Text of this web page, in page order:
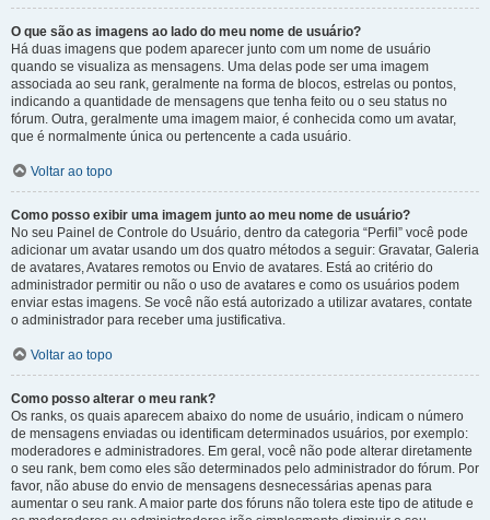
O que são as imagens ao lado do meu nome de usuário?
Há duas imagens que podem aparecer junto com um nome de usuário
quando se visualiza as mensagens. Uma delas pode ser uma imagem
associada ao seu rank, geralmente na forma de blocos, estrelas ou pontos,
indicando a quantidade de mensagens que tenha feito ou o seu status no
fórum. Outra, geralmente uma imagem maior, é conhecida como um avatar,
que é normalmente única ou pertencente a cada usuário.
Voltar ao topo
Como posso exibir uma imagem junto ao meu nome de usuário?
No seu Painel de Controle do Usuário, dentro da categoria “Perfil” você pode
adicionar um avatar usando um dos quatro métodos a seguir: Gravatar, Galeria
de avatares, Avatares remotos ou Envio de avatares. Está ao critério do
administrador permitir ou não o uso de avatares e como os usuários podem
enviar estas imagens. Se você não está autorizado a utilizar avatares, contate
o administrador para receber uma justificativa.
Voltar ao topo
Como posso alterar o meu rank?
Os ranks, os quais aparecem abaixo do nome de usuário, indicam o número
de mensagens enviadas ou identificam determinados usuários, por exemplo:
moderadores e administradores. Em geral, você não pode alterar diretamente
o seu rank, bem como eles são determinados pelo administrador do fórum. Por
favor, não abuse do envio de mensagens desnecessárias apenas para
aumentar o seu rank. A maior parte dos fóruns não tolera este tipo de atitude e